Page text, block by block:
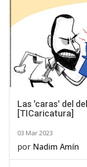
Las 'caras' del
[TICaricatura]
03 Mar 2023
por Nadim Amín